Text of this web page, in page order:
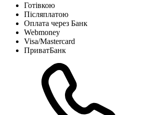
Готівкою
Післяплатою
Оплата через Банк
Webmoney
Visa/Mastercard
ПриватБанк